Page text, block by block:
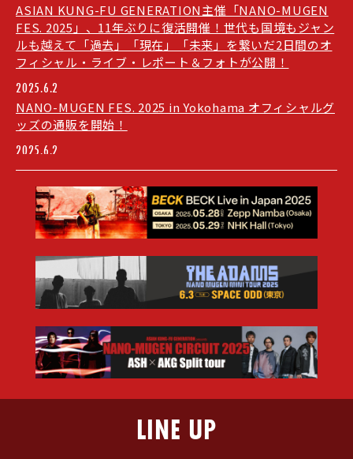
ASIAN KUNG-FU GENERATION主催「NANO-MUGEN
FES. 2025」、11年ぶりに復活開催！世代も国境もジャン
ルも越えて「過去」「現在」「未来」を繋いだ2日間のオ
フィシャル・ライブ・レポート＆フォトが公開！
2025.6.2
NANO-MUGEN FES. 2025 in Yokohama オフィシャルグ
ッズの通販を開始！
2025.6.2
The Adams "NANO MUGEN MINI TOUR 2025"の当日券
を6月3日(火) 00:00〜受付開始！
Same-day tickets for "The Adams NANO MUGEN
MINI TOUR 2025" will be available from 00:00 on
Tuesday, June 3rd.
2025.5.31
ASIAN KUNG-FU GENERATION presents「NANO-
MUGEN CIRCUIT 2025」ASH×AKG Split tour 開催決
2025.5.30
場外マップ＆飲食物持込みエリアを、AREA MAPに公開
しました！
当日のご入場の流れのご案内を、TIME TABLEに公開しま
LINE UP